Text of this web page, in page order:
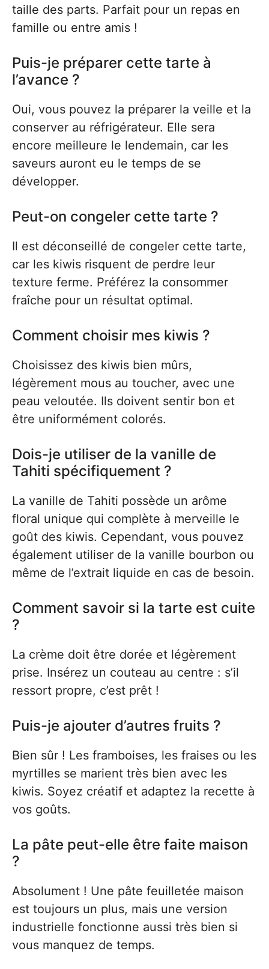
taille des parts. Parfait pour un repas en
famille ou entre amis !
Puis-je préparer cette tarte à
l’avance ?
Oui, vous pouvez la préparer la veille et la
conserver au réfrigérateur. Elle sera
encore meilleure le lendemain, car les
saveurs auront eu le temps de se
développer.
Peut-on congeler cette tarte ?
Il est déconseillé de congeler cette tarte,
car les kiwis risquent de perdre leur
texture ferme. Préférez la consommer
fraîche pour un résultat optimal.
Comment choisir mes kiwis ?
Choisissez des kiwis bien mûrs,
légèrement mous au toucher, avec une
peau veloutée. Ils doivent sentir bon et
être uniformément colorés.
Dois-je utiliser de la vanille de
Tahiti spécifiquement ?
La vanille de Tahiti possède un arôme
floral unique qui complète à merveille le
goût des kiwis. Cependant, vous pouvez
également utiliser de la vanille bourbon ou
même de l’extrait liquide en cas de besoin.
Comment savoir si la tarte est cuite
?
La crème doit être dorée et légèrement
prise. Insérez un couteau au centre : s’il
ressort propre, c’est prêt !
Puis-je ajouter d’autres fruits ?
Bien sûr ! Les framboises, les fraises ou les
myrtilles se marient très bien avec les
kiwis. Soyez créatif et adaptez la recette à
vos goûts.
La pâte peut-elle être faite maison
?
Absolument ! Une pâte feuilletée maison
est toujours un plus, mais une version
industrielle fonctionne aussi très bien si
vous manquez de temps.